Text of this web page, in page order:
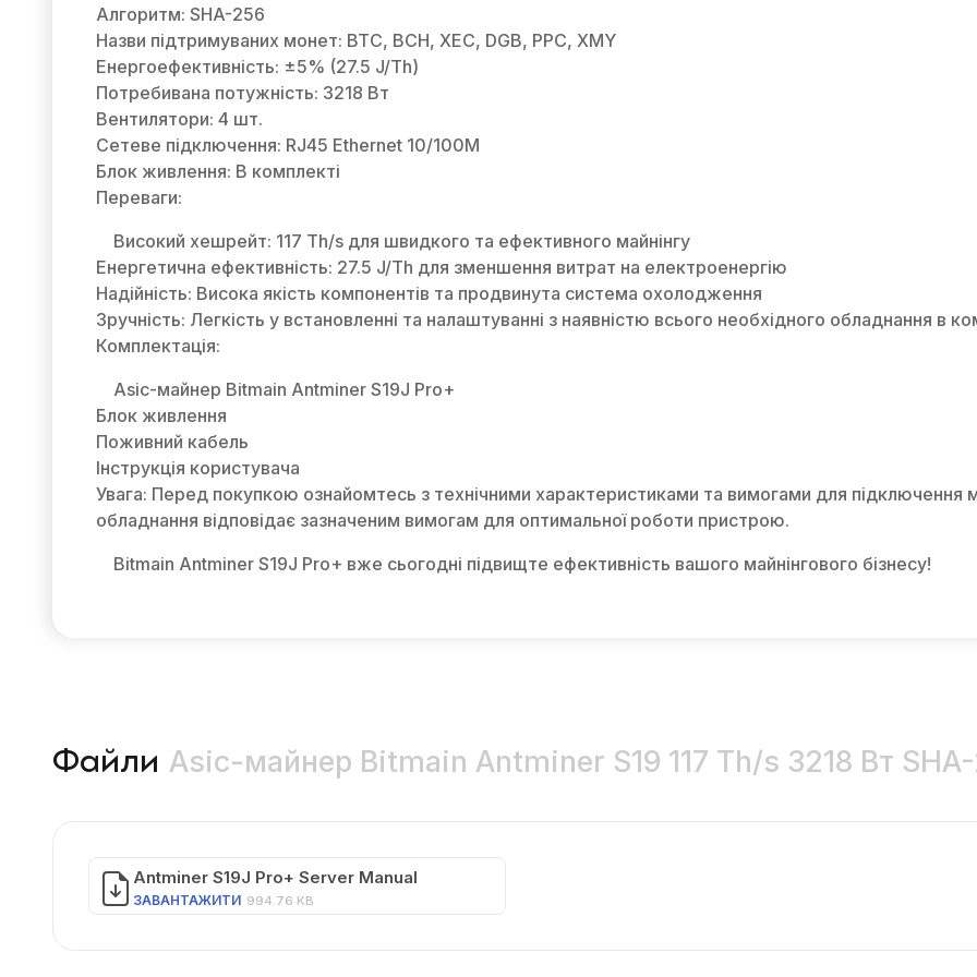
Алгоритм: SHA-256
Назви підтримуваних монет: BTC, BCH, XEC, DGB, PPC, XMY
Енергоефективність: ±5% (27.5 J/Th)
Потребивана потужність: 3218 Вт
Вентилятори: 4 шт.
Сетеве підключення: RJ45 Ethernet 10/100M
Блок живлення: В комплекті
Переваги:
Високий хешрейт: 117 Th/s для швидкого та ефективного майнінгу
Енергетична ефективність: 27.5 J/Th для зменшення витрат на електроенергію
Надійність: Висока якість компонентів та продвинута система охолодження
Зручність: Легкість у встановленні та налаштуванні з наявністю всього необхідного обладнання в
Комплектація:
Asic-майнер Bitmain Antminer S19J Pro+
Блок живлення
Поживний кабель
Інструкція користувача
Увага: Перед покупкою ознайомтесь з технічними характеристиками та вимогами для
обладнання відповідає зазначеним вимогам для оптимальної роботи пристрою.
Bitmain Antminer S19J Pro+ вже сьогодні підвищте ефективність вашого майнінгового бізнесу!
Файли Asic-майнер Bitmain Antminer S19 117 Th/s 3218 Вт SHA-
Antminer S19J Pro+ Server Manual
ЗАВАНТАЖИТИ 994.76 KB